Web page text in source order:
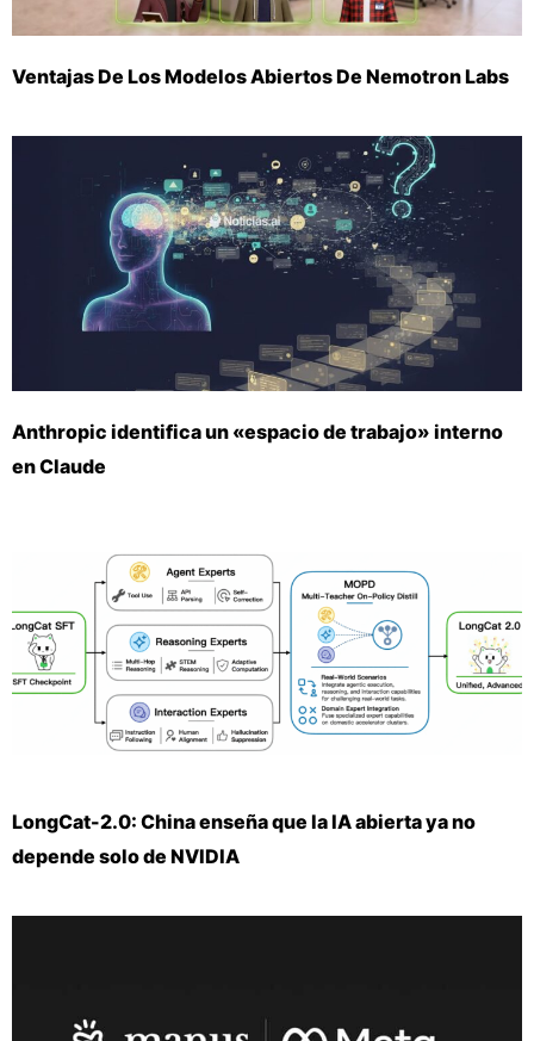
Ventajas De Los Modelos Abiertos De Nemotron Labs
Anthropic identifica un «espacio de trabajo» interno
en Claude
LongCat-2.0: China enseña que la IA abierta ya no
depende solo de NVIDIA